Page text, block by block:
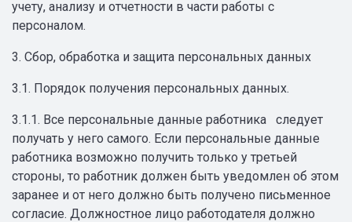
учету, анализу и отчетности в части работы с
персоналом.
3. Сбор, обработка и защита персональных данных
3.1. Порядок получения персональных данных.
3.1.1. Все персональные данные работника следует
получать у него самого. Если персональные данные
работника возможно получить только у третьей
стороны, то работник должен быть уведомлен об этом
заранее и от него должно быть получено письменное
согласие. Должностное лицо работодателя должно